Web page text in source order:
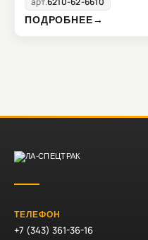
ПОДРОБНЕЕ→
ТЕЛЕФОН
+7 (343) 361-36-16